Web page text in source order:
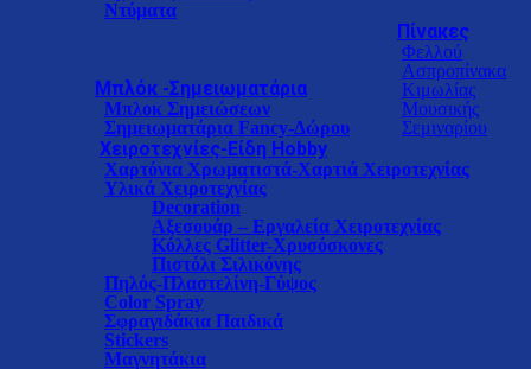
Ντύματα
Μπλόκ -Σημειωματάρια
Μπλοκ Σημειώσεων
Σημειωματάρια Fancy-Δώρου
Πίνακες
Φελλού
Ασπροπίνακα
Κιμωλίας
Μουσικής
Σεμιναρίου
Χειροτεχνίες-Είδη Hobby
Χαρτόνια Χρωματιστά-Χαρτιά Χειροτεχνίας
Υλικά Χειροτεχνίας
Decoration
Αξεσουάρ – Εργαλεία Χειροτεχνίας
Κόλλες Glitter-Xρυσόσκονες
Πιστόλι Σιλικόνης
Πηλός-Πλαστελίνη-Γύψος
Color Spray
Σφραγιδάκια Παιδικά
Stickers
Μαγνητάκια